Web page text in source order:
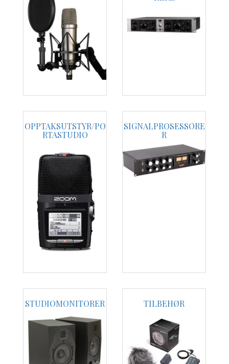
OPPTAKSUTSTYR/PO
RTASTUDIO
SIGNALPROSESSORE
R
STUDIOMONITORER TILBEHØR